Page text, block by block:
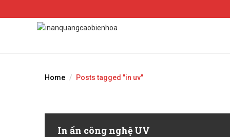
Home Posts tagged "in uv"
In ấn công nghệ UV